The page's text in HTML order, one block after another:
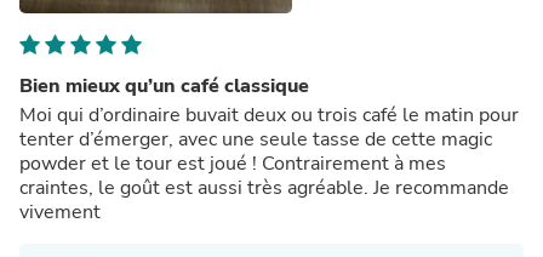
Bien mieux qu’un café classique
Moi qui d’ordinaire buvait deux ou trois café le matin pour
tenter d’émerger, avec une seule tasse de cette magic
powder et le tour est joué ! Contrairement à mes
craintes, le goût est aussi très agréable. Je recommande
vivement